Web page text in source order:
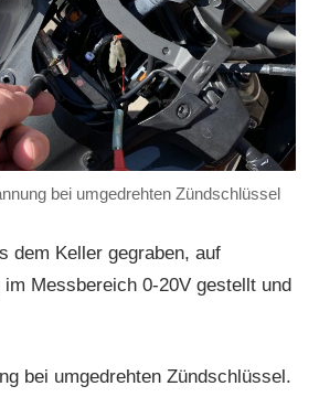
bei umgedrehten Zündschlüssel
dem Keller gegraben, auf
im Messbereich 0-20V gestellt und
bei umgedrehten Zündschlüssel.